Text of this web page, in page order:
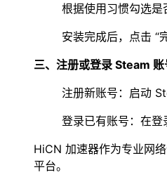
根据使用习惯勾选是
安装完成后，点击 “完
三、注册或登录 Steam 账
注册新账号：启动
登录已有账号：在登
HiCN 加速器作为专业网
平台。